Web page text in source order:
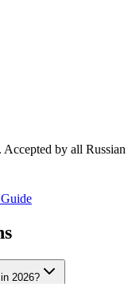
by all Russian
2026?